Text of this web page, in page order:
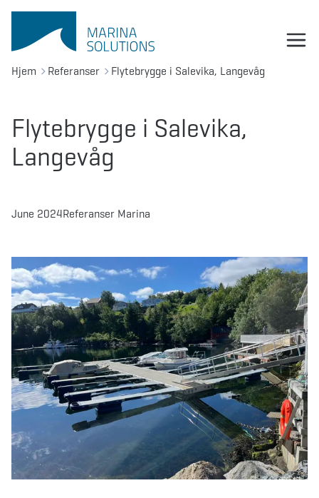
Hjem Referanser Flytebrygge i Salevika, Langevåg
Flytebrygge i Salevika,
Langevåg
June 2024Referanser Marina